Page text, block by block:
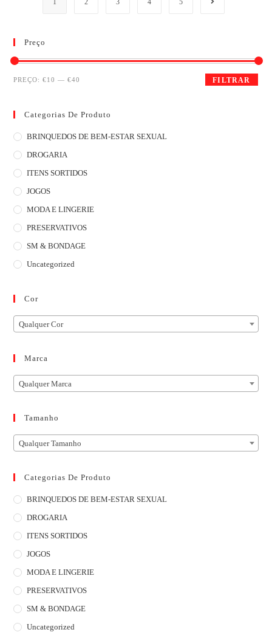
1 2 3 4 5
Preço
FILTRAR
PREÇO:€10 —€40
Categorias De Produto
BRINQUEDOS DE BEM-ESTAR SEXUAL
DROGARIA
ITENS SORTIDOS
JOGOS
MODA E LINGERIE
PRESERVATIVOS
SM & BONDAGE
Uncategorized
Cor
Qualquer Cor
Marca
Qualquer Marca
Tamanho
Qualquer Tamanho
Categorias De Produto
BRINQUEDOS DE BEM-ESTAR SEXUAL
DROGARIA
ITENS SORTIDOS
JOGOS
MODA E LINGERIE
PRESERVATIVOS
SM & BONDAGE
Uncategorized